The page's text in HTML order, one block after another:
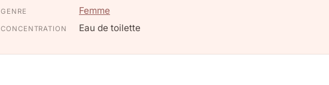
GENRE Femme
CONCENTRATION Eau de toilette